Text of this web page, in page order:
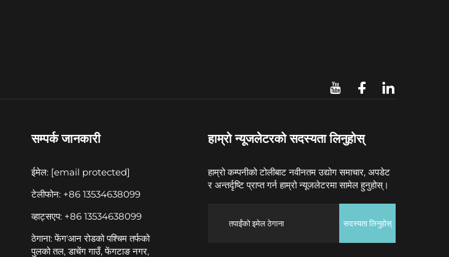
सम्पर्क जानकारी
ईमेल: [email protected]
टेलीफोन: +86 13534638099
व्हाट्सएप: +86 13534638099
ठेगाना: फेंग'आन रोडको पश्चिम तर्फको
पुलको तल, डाचेंग गाउँ, फेंगटाङ नगर,
हाम्रो न्यूजलेटरको सदस्यता लिनुहोस्
हाम्रो कम्पनीको टोलीबाट नवीनतम उद्योग समाचार, अपडेट
र अन्तर्दृष्टि प्राप्त गर्न हाम्रो न्यूजलेटरमा सामेल हुनुहोस्।
सदस्यता लिनुहोस्